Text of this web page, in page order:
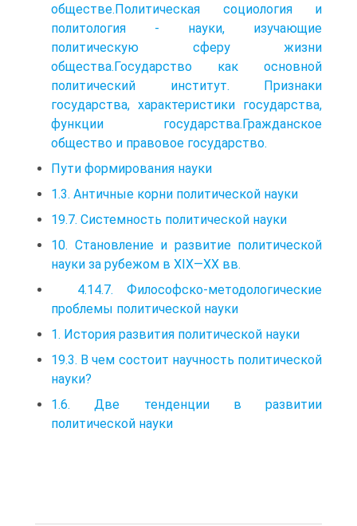
обществе.Политическая социология и
политология - науки, изучающие
политическую сферу жизни
общества.Государство как основной
политический институт. Признаки
государства, характеристики государства,
функции государства.Гражданское
общество и правовое государство.
Пути формирования науки
1.3. Античные корни политической науки
19.7. Системность политической науки
10. Становление и развитие политической
науки за рубежом в XIX—XX вв.
4.14.7. Философско-методологические
проблемы политической науки
1. История развития политической науки
19.3. В чем состоит научность политической
науки?
1.6. Две тенденции в развитии
политической науки